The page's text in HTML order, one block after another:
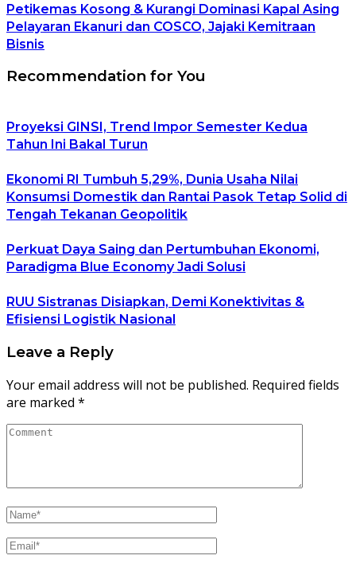
Petikemas Kosong & Kurangi Dominasi Kapal Asing
Pelayaran Ekanuri dan COSCO, Jajaki Kemitraan
Bisnis
Recommendation for You
Proyeksi GINSI, Trend Impor Semester Kedua
Tahun Ini Bakal Turun
Ekonomi RI Tumbuh 5,29%, Dunia Usaha Nilai
Konsumsi Domestik dan Rantai Pasok Tetap Solid di
Tengah Tekanan Geopolitik
Perkuat Daya Saing dan Pertumbuhan Ekonomi,
Paradigma Blue Economy Jadi Solusi
RUU Sistranas Disiapkan, Demi Konektivitas &
Efisiensi Logistik Nasional
Leave a Reply
Your email address will not be published. Required fields
are marked *